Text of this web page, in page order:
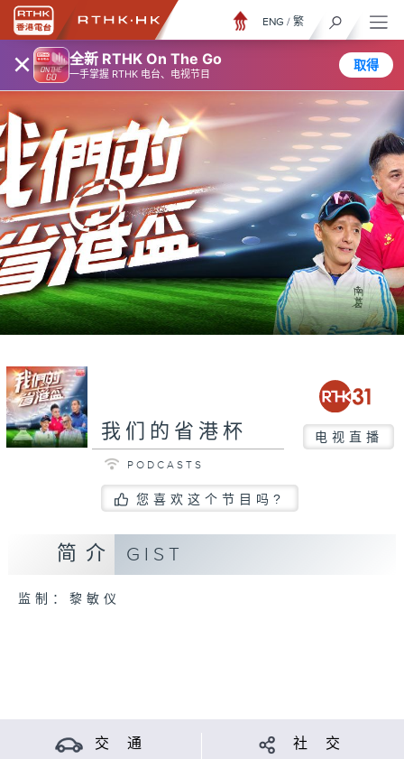
× 全新 RTHK On The Go
一手掌握 RTHK 电台、电视节目
取得
ENG / 繁
我们的省港杯 电视直播
PODCASTS
您喜欢这个节目吗?
简介 GIST
监制：黎敏仪
交 通 社 交